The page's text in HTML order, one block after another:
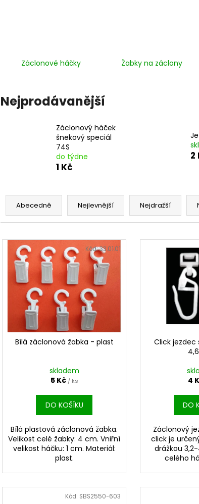
Záclonové háčky Žabky na záclony
Nejprodávanější
Záclonový háček
šnekový speciál
74S
do týdne
1 Kč
2
Ř
z
Abecedně Nejlevnější Nejdražší
V
o
Bílá záclonová žabka - plast
skladem
5 Kč / ks
DO KOŠÍKU
Bílá plastová záclonová žabka.
Velikost celé žabky: 4 cm. Vniřní
velikost háčku: 1 cm. Materiál:
plast.
Kód:33.01.01
Click jezdec
4
DO
Záclonový
click je
drážkou
celého
Kód: SBS2550-603